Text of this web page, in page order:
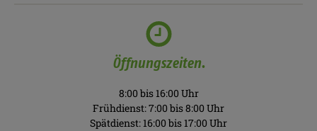
Öffnungszeiten.
8:00 bis 16:00 Uhr
Frühdienst: 7:00 bis 8:00 Uhr
Spätdienst: 16:00 bis 17:00 Uhr